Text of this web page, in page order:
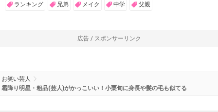
ランキング 兄弟 メイク 中学 父親
広告 / スポンサーリンク
お笑い芸人
霜降り明星・粗品(芸人)がかっこいい！小栗旬に身長や髪の毛も似てる